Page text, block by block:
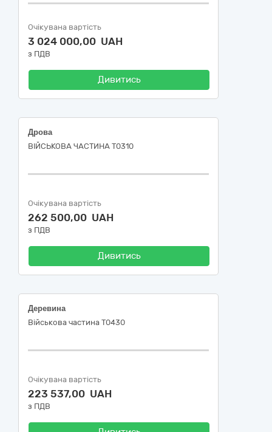
Очікувана вартість
3 024 000,00 UAH
з ПДВ
Дивитись
Дрова
ВІЙСЬКОВА ЧАСТИНА Т0310
Очікувана вартість
262 500,00 UAH
з ПДВ
Дивитись
Деревина
Військова частина Т0430
Очікувана вартість
223 537,00 UAH
з ПДВ